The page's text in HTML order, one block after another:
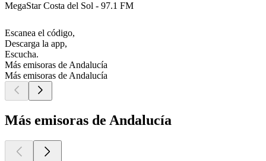
MegaStar Costa del Sol - 97.1 FM
Escanea el código,
Descarga la app,
Escucha.
Más emisoras de Andalucía
Más emisoras de Andalucía
Más emisoras de Andalucía